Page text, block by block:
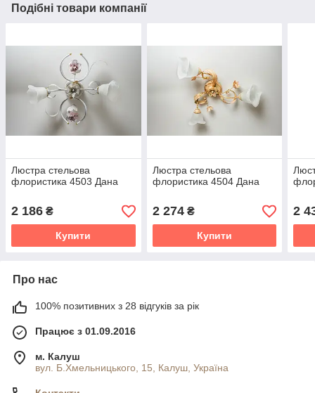
Подібні товари компанії
Люстра стельова
флористика 4503 Дана
2 186 ₴
Купити
Люстра стельова
флористика 4504 Дана
2 274₴
Купити
2
Про нас
100% позитивних з 28 відгуків за рік
Працює з 01.09.2016
м. Калуш
вул. Б.Хмельницького, 15, Калуш, Україна